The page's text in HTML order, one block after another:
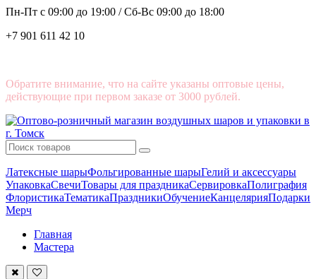
Пн-Пт с 09:00 до 19:00 /Сб-Вс 09:00 до 18:00
+7 901 611 42 10
Обратите внимание, что на сайте указаны оптовые цены,
действующие при первом заказе от 3000 рублей.
Латексные шарыФольгированные шарыГелий и аксессуары
УпаковкаСвечиТовары для праздникаСервировкаПолиграфия
ФлористикаТематикаПраздникиОбучениеКанцелярияПодарки
Мерч
Главная
Мастера